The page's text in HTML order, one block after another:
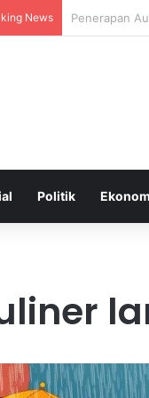
News Strategi
Politik